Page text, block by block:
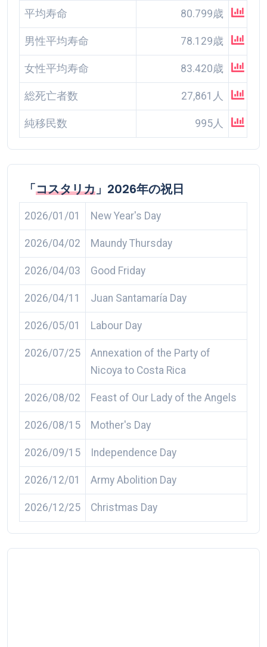
平均寿命 80.799歳
男性平均寿命 78.129歳
女性平均寿命 83.420歳
総死亡者数 27,861人
純移民数 995人
「コスタリカ」2026年の祝日
2026/01/01 New Year's Day
2026/04/02 Maundy Thursday
2026/04/03 Good Friday
2026/04/11 Juan Santamaría Day
2026/05/01 Labour Day
2026/07/25
Annexation of the Party of
Nicoya to Costa Rica
2026/08/02 Feast of Our Lady of the Angels
2026/08/15 Mother's Day
2026/09/15 Independence Day
2026/12/01 Army Abolition Day
2026/12/25 Christmas Day